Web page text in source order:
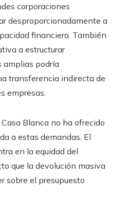
corporaciones
desproporcionadamente a
financiera. También
a estructurar
amplias podría
transferencia indirecta de
empresas.
Blanca no ha ofrecido
a estas demandas. El
en la equidad del
que la devolución masiva
sobre el presupuesto